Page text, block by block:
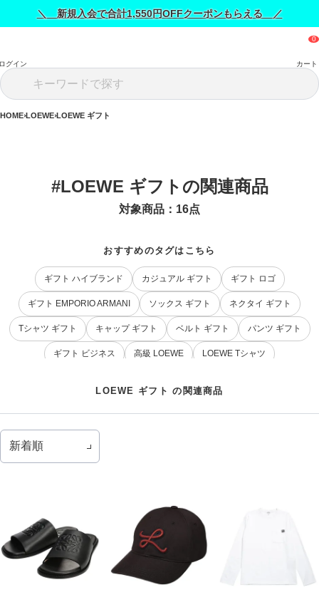
＼ 新規入会で合計1,550円OFFクーポンもらえる ／
グイン カート
HOME LOEWE LOEWE ギフト
#LOEWE ギフトの関連商品
対象商品： 16点
おすすめのタグはこちら
ギフト ハイブランド カジュアル ギフト ギフト ロゴ
ギフト EMPORIO ARMANI ソックス ギフト ネクタイ ギフト
Tシャツ ギフト キャップ ギフト ベルト ギフト パンツ ギフト
ギフト ビジネス 高級 LOEWE LOEWE Tシャツ
LOEWE ギフト の関連商品